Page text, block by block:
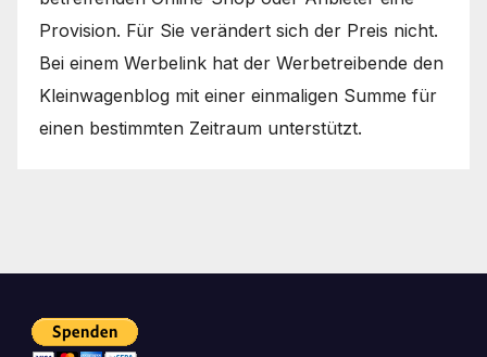
Provision. Für Sie verändert sich der Preis nicht.
Bei einem Werbelink hat der Werbetreibende den
Kleinwagenblog mit einer einmaligen Summe für
einen bestimmten Zeitraum unterstützt.